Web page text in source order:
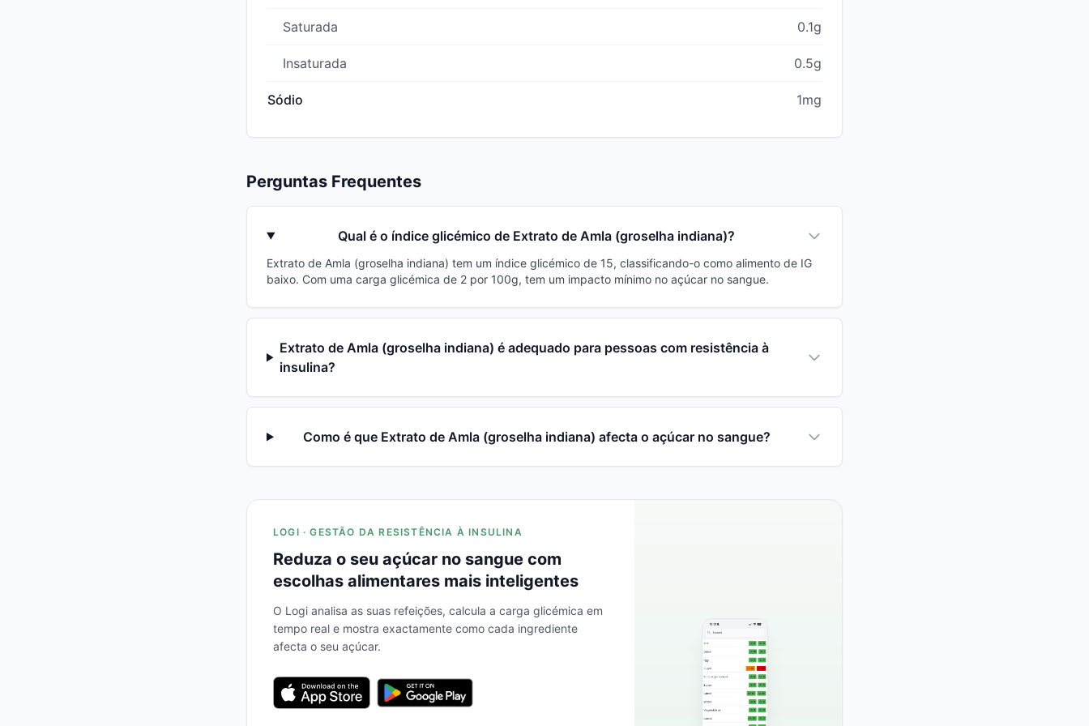
Saturada 0.1g
Insaturada 0.5g
Sódio 1mg
Perguntas Frequentes
Qual é o índice glicémico de Extrato de Amla (groselha indiana)?
Extrato de Amla (groselha indiana) tem um índice glicémico de 15, classificando-o como alimento de IG
baixo. Com uma carga glicémica de 2 por 100g, tem um impacto mínimo no açúcar no sangue.
Extrato de Amla (groselha indiana) é adequado para pessoas com resistência à
insulina?
Como é que Extrato de Amla (groselha indiana) afecta o açúcar no sangue?
LOGI · GESTÃO DA RESISTÊNCIA À INSULINA
Reduza o seu açúcar no sangue com
escolhas alimentares mais inteligentes
O Logi analisa as suas refeições, calcula a carga glicémica em
tempo real e mostra exactamente como cada ingrediente
afecta o seu açúcar.